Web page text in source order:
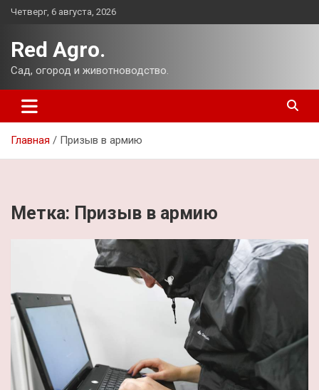
Перейти
Четверг, 6 августа, 2026
Red Agro.
Сад, огород и животноводство.
Главная Призыв в армию
Метка: Призыв в армию